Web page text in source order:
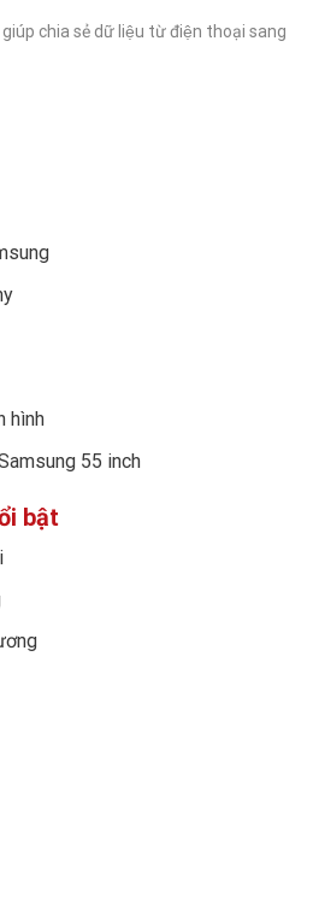
chia sẻ dữ liệu từ điện thoại sang
hình
55 inch
bật